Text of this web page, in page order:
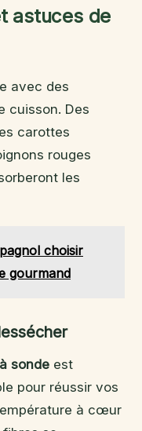
astuces de
avec des
cuisson. Des
carottes
rouges
les
choisir
gourmand
sonde est
pour réussir vos
à cœur